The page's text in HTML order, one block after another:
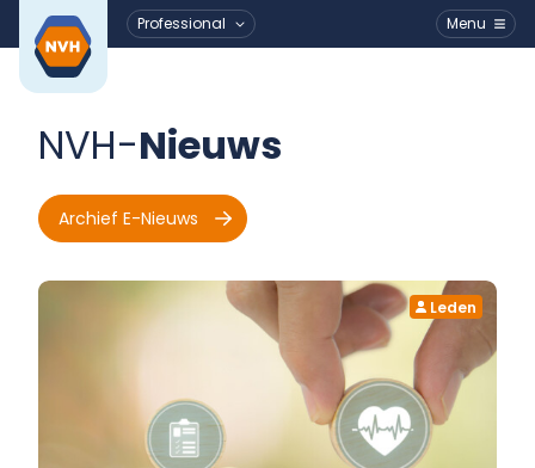
Ga naar de inhoud
Professional Menu
NVH-Nieuws
Archief E-Nieuws
Leden